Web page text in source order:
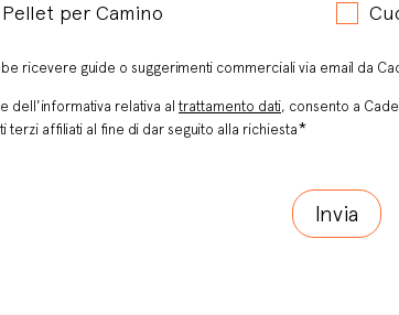
per Camino
ricevere guide o suggerimenti commerciali via email da
dell'informativa relativa al trattamento dati, consento a
terzi affiliati al fine di dar seguito alla richiesta*